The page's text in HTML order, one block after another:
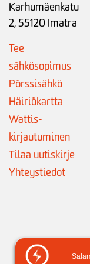
Karhumäenkatu
2, 55120 Imatra
Tee
sähkösopimus
Pörssisähkö
Häiriökartta
Wattis-
kirjautuminen
Tilaa uutiskirje
Yhteystiedot